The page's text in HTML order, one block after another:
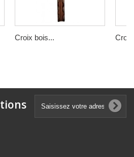
Croix bois...